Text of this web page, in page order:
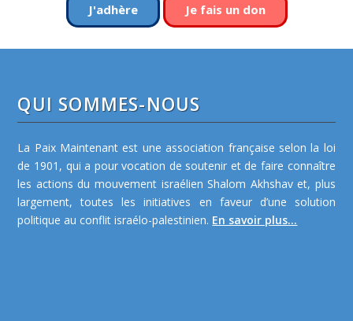
J'adhère Je fais un don
QUI SOMMES-NOUS
La Paix Maintenant est une association française selon la loi
de 1901, qui a pour vocation de soutenir et de faire connaître
les actions du mouvement israélien Shalom Akhshav et, plus
largement, toutes les initiatives en faveur d’une solution
politique au conflit israélo-palestinien. En savoir plus...